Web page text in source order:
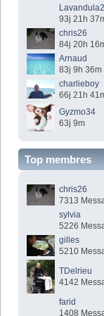
Lavandula2
93j 21h
chris26
84j 20h
Arnaud
83j 9h 36m
charlieboy
66j 21h
Gyzmo34
63j 9m
Top membres
chris26
7313
sylvia
5226
gilles
5210
TDelrieu
4142
farid
1408